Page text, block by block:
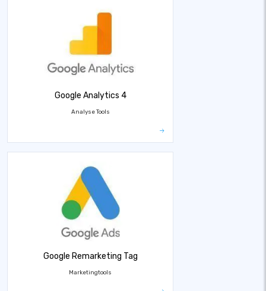
Google Analytics 4
Analyse Tools
Google Remarketing Tag
Marketingtools